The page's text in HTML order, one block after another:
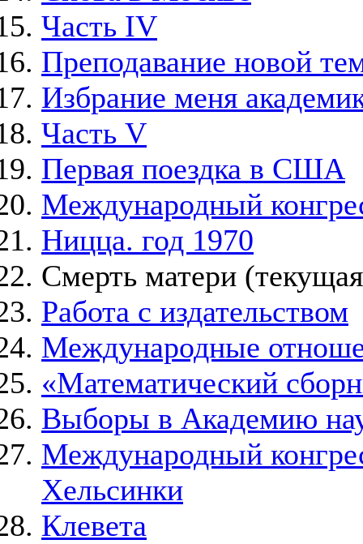
Часть IV
Преподавание новой
Избрание меня
Часть V
Первая поездка в США
Международный
Ницца. год 1970
Смерть матери
Работа с издательством
Международные
«Математический
Выборы в Академию
Международный
Хельсинки
Клевета